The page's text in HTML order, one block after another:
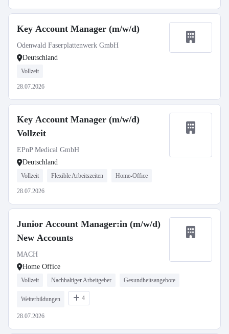
Key Account Manager (m/w/d)
Odenwald Faserplattenwerk GmbH
Deutschland
Vollzeit
28.07.2026
Key Account Manager (m/w/d)
Vollzeit
EPnP Medical GmbH
Deutschland
Vollzeit Flexible Arbeitszeiten Home-Office
28.07.2026
Junior Account Manager:in (m/w/d)
New Accounts
MACH
Home Office
Vollzeit Nachhaltiger Arbeitgeber Gesundheitsangebote
Weiterbildungen 4
28.07.2026